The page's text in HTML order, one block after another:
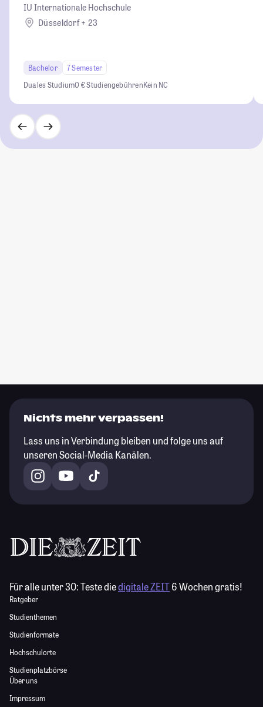
IU Internationale Hochschule
Düsseldorf + 23
Bachelor
7 Semester
Duales Studium0 € StudiengebührenKein NC
Nichts mehr verpassen!
Lass uns in Verbindung bleiben und folge uns auf
unseren Social-Media Kanälen.
Für alle unter 30:Teste diedigitale ZEIT6 Wochen gratis!
Ratgeber
Studienthemen
Studienformate
Hochschulorte
Studienplatzbörse
Über uns
Impressum